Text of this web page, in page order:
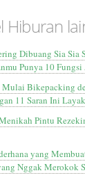
Hiburan
Dibuang Sia Sia
Punya 10
Mulai Bikepacking
11 Saran Ini
Pintu
yang
Nggak Merokok